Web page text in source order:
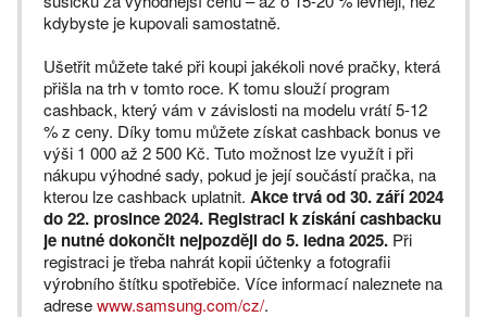
kdybyste je kupovali samostatně.
Ušetřit můžete také při koupi jakékoli nové pračky, která
přišla na trh v tomto roce. K tomu slouží program
cashback, který vám v závislosti na modelu vrátí 5-12
% z ceny. Díky tomu můžete získat cashback bonus ve
výši 1 000 až 2 500 Kč. Tuto možnost lze využít i při
nákupu výhodné sady, pokud je její součástí pračka, na
kterou lze cashback uplatnit. Akce trvá od 30. září 2024
do 22. prosince 2024. Registraci k získání cashbacku
je nutné dokončit nejpozději do 5. ledna 2025. Při
registraci je třeba nahrát kopii účtenky a fotografii
výrobního štítku spotřebiče. Více informací naleznete na
adresewww.samsung.com/cz/.